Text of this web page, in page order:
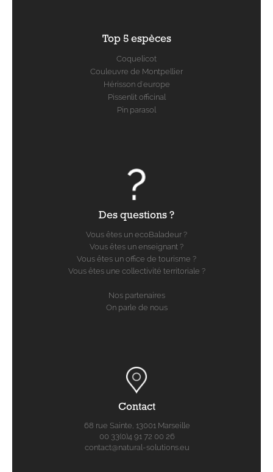
Top 5 espèces
Coquelicot
Couleuvre de Montpellier
Hérisson d'europe
Pissenlit officinal
Pin parasol
Des questions ?
Vous êtes un ecoBaladeur ?
Vous êtes un enseignant ?
Vous êtes un office de tourisme ?
Vous êtes une collectivité territoriale ?
Nos partenaires
On parle de nous
Contact
68 rue Sainte, 13001 Marseille
00 33(0)4 91 72 00 26
contact@natural-solutions.eu